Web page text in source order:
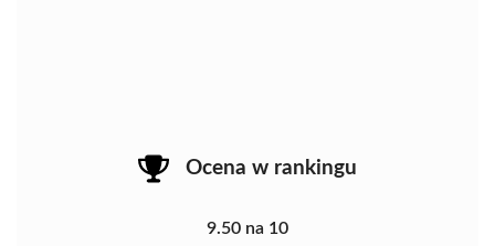
Ocena w rankingu
9.50 na 10